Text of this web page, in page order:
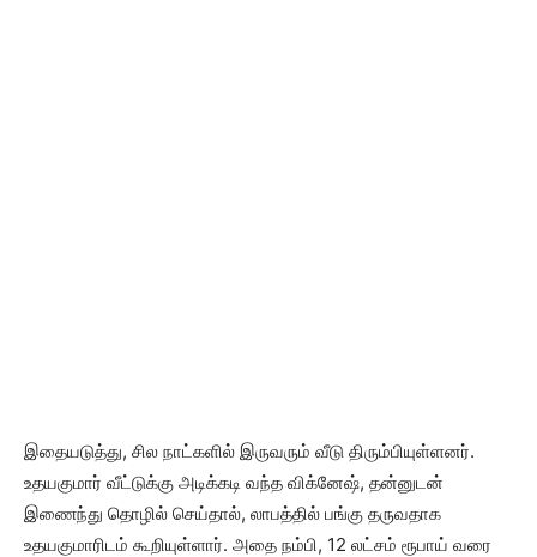
இதையடுத்து, சில நாட்களில் இருவரும் வீடு திரும்பியுள்ளனர்.
உதயகுமார் வீட்டுக்கு அடிக்கடி வந்த விக்னேஷ், தன்னுடன்
இணைந்து தொழில் செய்தால், லாபத்தில் பங்கு தருவதாக
உதயகுமாரிடம் கூறியுள்ளார். அதை நம்பி, 12 லட்சம் ரூபாய் வரை